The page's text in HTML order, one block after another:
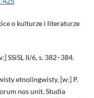
o kulturze i literaturze
SSiSL II/6, s. 382–384.
etnolingwisty, [w:] P.
nos unit. Studia